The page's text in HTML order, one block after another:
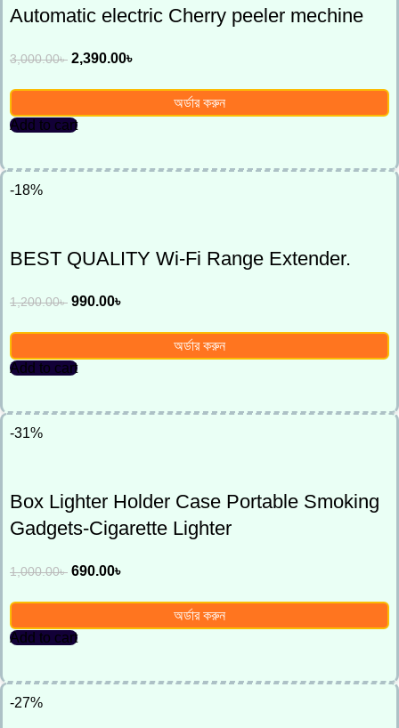
Automatic electric Cherry peeler mechine
3,000.00৳ 2,390.00৳
Add to cart
অর্ডার করুন
-18%
BEST QUALITY Wi-Fi Range Extender.
1,200.00৳ 990.00৳
Add to cart
অর্ডার করুন
-31%
Box Lighter Holder Case Portable Smoking
Gadgets-Cigarette Lighter
1,000.00৳ 690.00৳
Add to cart
অর্ডার করুন
-27%